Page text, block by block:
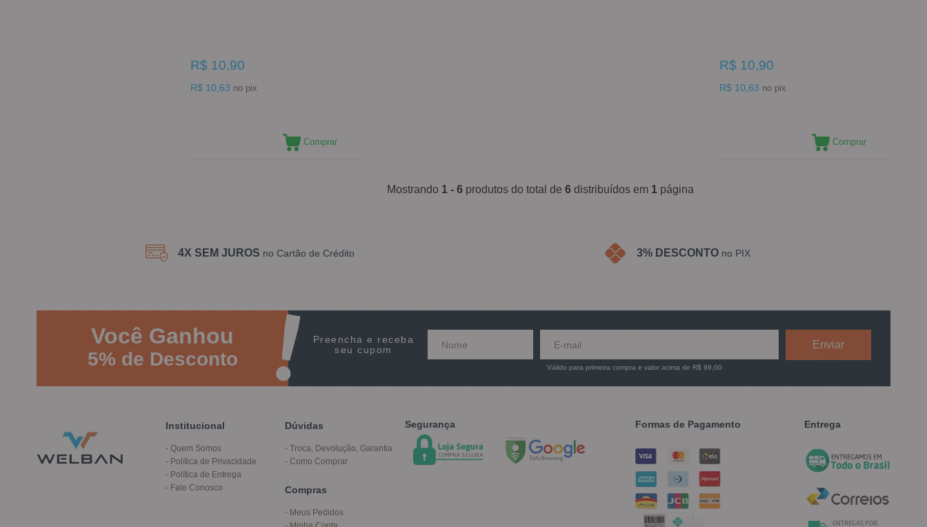
R$ 10,90
R$ 10,63 no pix
Comprar
R$ 10,90
R$ 10,63 no pix
Comprar
Mostrando1 - 6produtos do total de6distribuídos em1página
4X SEM JUROS no Cartão de Crédito 3% DESCONTO no PIX
VocêGanhou
5%de Desconto
Preencha e receba
seu cupom
Válido para primeira compra e valor acima de R$ 99,00
Institucional
Quem Somos
Política de Privacidade
Política de Entrega
Fale Conosco
Dúvidas
Troca, Devolução, Garantia
Como Comprar
Compras
Meus Pedidos
Segurança Formas de Pagamento Entrega